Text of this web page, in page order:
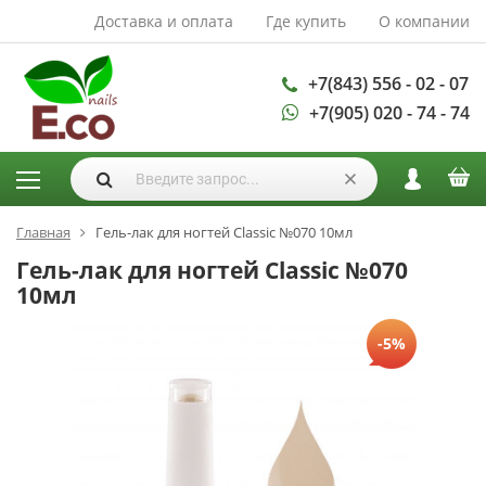
Доставка и оплата Где купить О компании
+7(843) 556 - 02 - 07
+7(905) 020 - 74 - 74
АКСЕССУАРЫ И
РАСХОДНЫЕ
МАТЕРИАЛЫ
Аксессуары
Запасные
лампы
Кисти
Одноразовая
Пилки
Главная Гель-лак для ногтей Classic №070 10мл
Гель-лак для ногтей Classic №070
10мл
-5%